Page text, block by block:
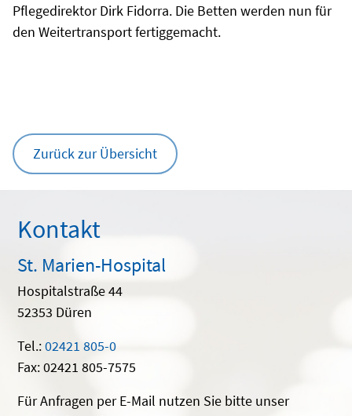
Pflegedirektor Dirk Fidorra. Die Betten werden nun für
den Weitertransport fertiggemacht.
Zurück zur Übersicht
Kontakt
St. Marien-Hospital
Hospitalstraße 44
52353 Düren
Tel.:02421 805-0
Fax: 02421 805-7575
Für Anfragen per E-Mail nutzen Sie bitte unser